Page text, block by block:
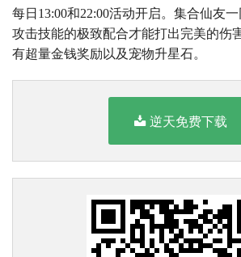
每日13:00和22:00活动开启。集合仙友
攻击技能的极致配合才能打出完美的伤
有超量金钱奖励以及宠物升星石。
逆天免费下载